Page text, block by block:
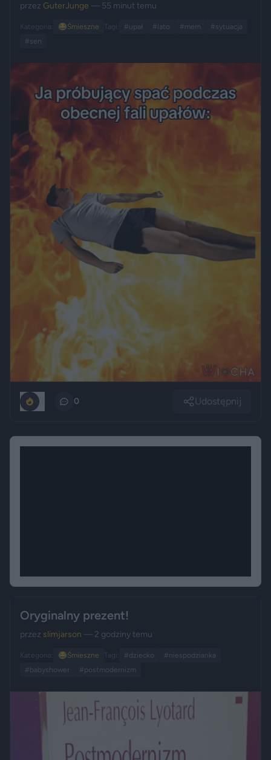
przez GuterJunge — 55 minut temu
Kategoria: 😂Śmieszne Tagi: #upał #lato #mem
#sytuacja
#sen
0 Udostępnij
Oryginalny prezent!
przez slimjarson — 2 godziny temu
Kategoria: 😂Śmieszne Tagi: #dziecko
#niespodzianka
#babyshower
#postmodernizm